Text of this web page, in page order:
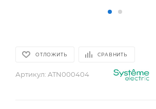
ОТЛОЖИТЬ СРАВНИТЬ
Артикул: ATN000404